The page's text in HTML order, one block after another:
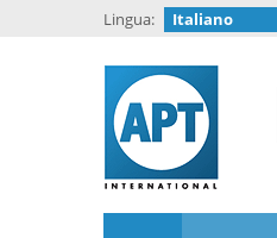
Lingua: Italiano